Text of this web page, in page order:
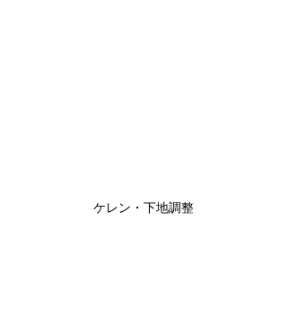
ケレン・下地調整